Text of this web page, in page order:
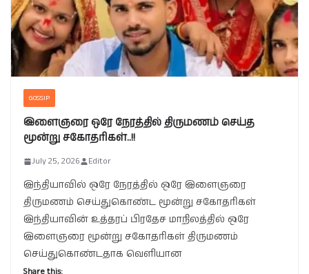
GOSSIP
இளைஞரை ஒரே நேரத்தில் திருமணம் செய்த
மூன்று சகோதரிகள்..!!
July 25, 2026 Editor
இந்தியாவில் ஒரே நேரத்தில் ஒரே இளைஞரை
திருமணம் செய்துகொண்ட மூன்று சகோதரிகள்
இந்தியாவின் உத்தரப் பிரதேச மாநிலத்தில் ஒரே
இளைஞரை மூன்று சகோதரிகள் திருமணம்
செய்துகொண்டதாக வெளியான